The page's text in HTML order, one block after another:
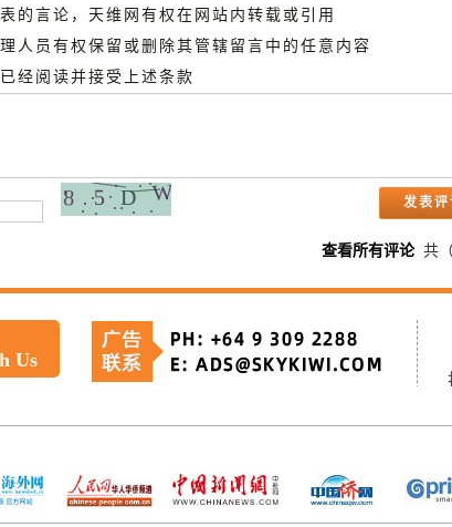
的言论，天维网有权在网站内转载或引用
人员有权保留或删除其管辖留言中的任意内容
经阅读并接受上述条款
查看所有评论共
Us